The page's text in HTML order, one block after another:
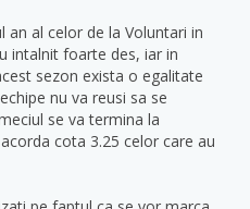
an al celor de la Voluntari in
intalnit foarte des, iar in
sezon exista o egalitate
nu va reusi sa se
se va termina la
cota 3.25 celor care au